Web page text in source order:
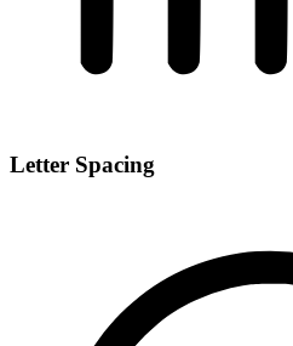
Letter Spacing